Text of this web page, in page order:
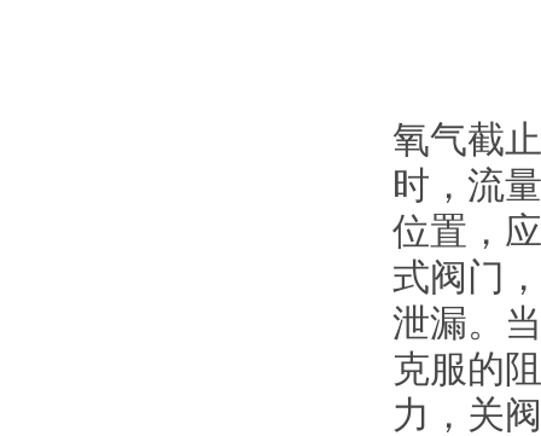
氧气截
时，流
位置，
式阀门
泄漏。
克服的
力，关